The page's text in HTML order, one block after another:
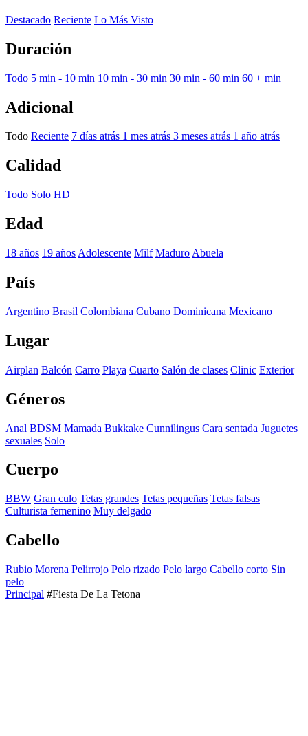
Destacado Reciente Lo Más Visto
Duración
Todo 5 min - 10 min 10 min - 30 min 30 min - 60 min 60 + min
Adicional
Todo Reciente 7 días atrás 1 mes atrás 3 meses atrás 1 año atrás
Calidad
Todo Solo HD
Edad
18 años 19 años Adolescente Milf Maduro Abuela
País
Argentino Brasil Colombiana Cubano Dominicana Mexicano
Lugar
Airplan Balcón Carro Playa Cuarto Salón de clases Clinic Exterior
Géneros
Anal BDSM Mamada Bukkake Cunnilingus Cara sentada Juguetes
sexuales Solo
Cuerpo
BBW Gran culo Tetas grandes Tetas pequeñas Tetas falsas
Culturista femenino Muy delgado
Cabello
Rubio Morena Pelirrojo Pelo rizado Pelo largo Cabello corto Sin
pelo
Principal #Fiesta De La Tetona